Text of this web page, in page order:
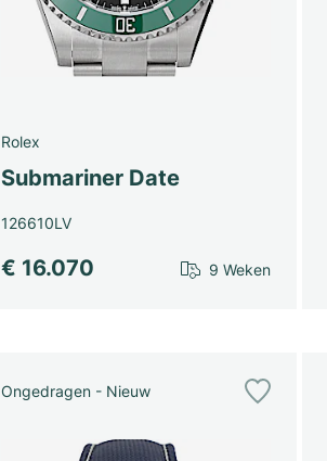
Rolex
Submariner Date
126610LV
€ 16.070 9 Weken
Ongedragen - Nieuw